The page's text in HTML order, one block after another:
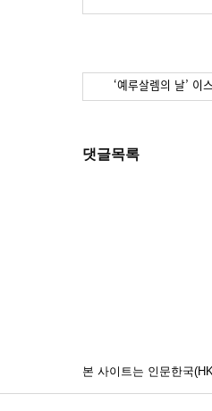
‘예루살렘의 날’ 이
댓글목록
본 사이트는 인문한국